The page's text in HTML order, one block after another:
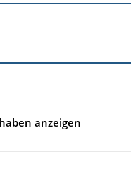
anzeigen